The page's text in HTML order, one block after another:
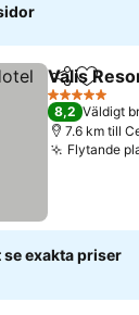
Dela Lägg
Valis
5 Stjärnor
8,2 Väldigt
7.6 km till
Flytande
exakta priser